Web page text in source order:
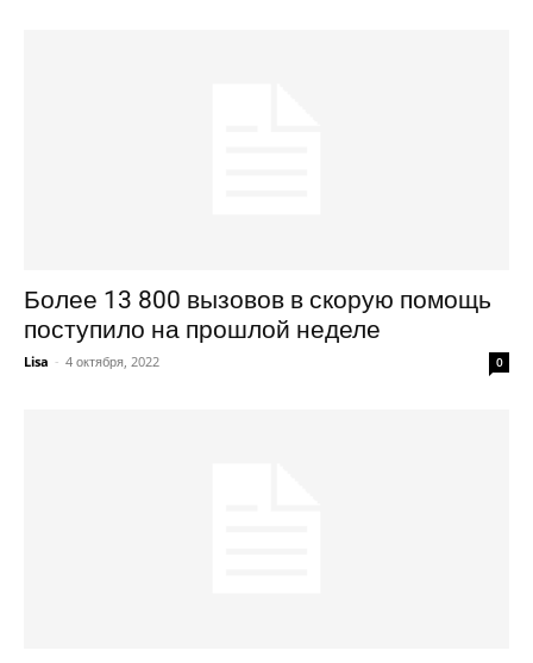
Более 13 800 вызовов в скорую помощь
поступило на прошлой неделе
Lisa - 4 октября, 2022 0